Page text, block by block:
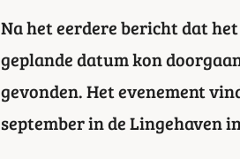
Na het eerdere bericht dat
geplande datum kon
gevonden. Het evenement
september in de Lingehaven